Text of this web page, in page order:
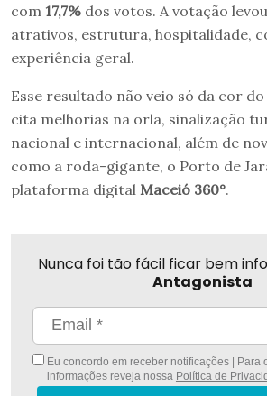
com 17,7% dos votos. A votação
atrativos, estrutura, hospitalidade,
experiência geral.
Esse resultado não veio só da cor
cita melhorias na orla, sinalização
nacional e internacional, além de
como a roda-gigante, o Porto de
plataforma digital Maceió 360°.
Nunca foi tão fácil ficar bem
Antagonista
Eu concordo em receber notificações | Para
informações reveja nossa Política de